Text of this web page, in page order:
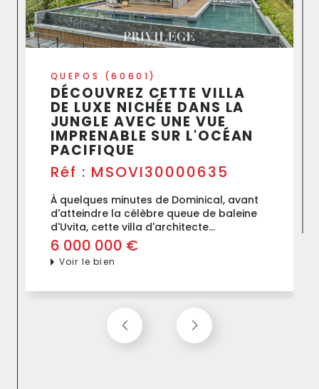
CANNES (06400)
CANNES – VILLA BELLE
RIVE, PROPRIÉTÉ
HISTORIQUE D’EXCEPTION
EN FRONT DE MER
Réf : DJVPR270001095
entre Cannes et la Croix-des-Gardes, à
quelques pas des plages, la Villa Belle
Rive incarne toute...
5 775 000 €
Voir le bien